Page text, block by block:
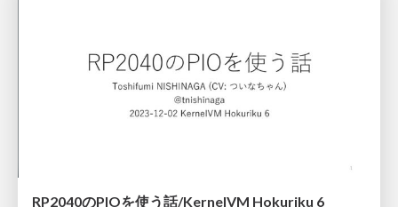
RP2040のPIOを使う話/KernelVM Hokuriku 6